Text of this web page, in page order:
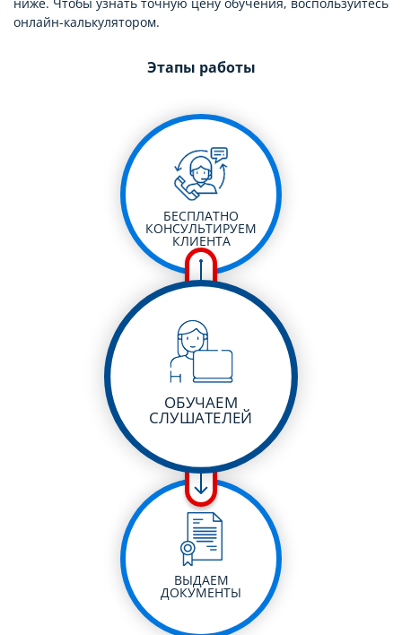
онлайн-калькулятором.
Этапы работы
БЕСПЛАТНО
КОНСУЛЬТИРУЕМ
КЛИЕНТА
ОБУЧАЕМ
СЛУШАТЕЛЕЙ
ВЫДАЕМ
ДОКУМЕНТЫ